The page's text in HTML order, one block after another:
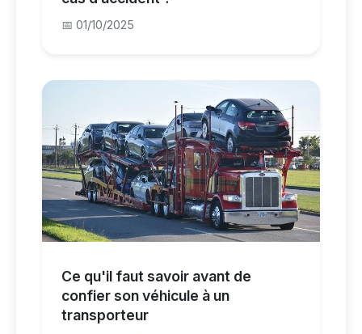
📅 01/10/2025
Ce qu'il faut savoir avant de
confier son véhicule à un
transporteur